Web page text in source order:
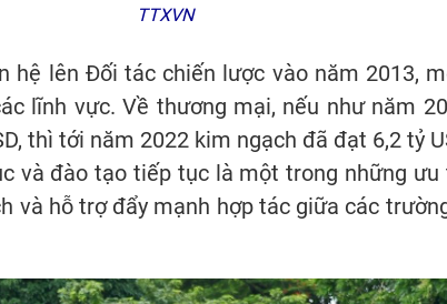
TTXVN
hệ lên Đối tác chiến lược vào năm 2013,
lĩnh vực. Về thương mại, nếu như năm
thì tới năm 2022 kim ngạch đã đạt 6,2 tỷ
và đào tạo tiếp tục là một trong những
và hỗ trợ đẩy mạnh hợp tác giữa các